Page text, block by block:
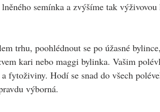
semínka a zvýšíme tak výživovou
trhu, poohlédnout se po úžasné
kari nebo maggi bylinka. Vašim
fytoživiny. Hodí se snad do všech
výborná.